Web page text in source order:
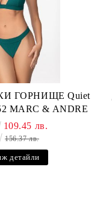
ГОРНИЩЕ Quiet
MARC & ANDRE
109.45 лв.
156.37 лв.
детайли